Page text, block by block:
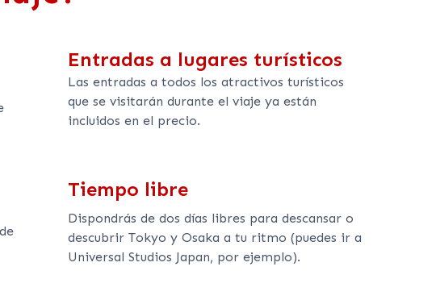
Entradas a lugares turísticos
Las entradas a todos los atractivos turísticos
que se visitarán durante el viaje ya están
incluidos en el precio.
Tiempo libre
Dispondrás de dos días libres para descansar o
descubrir Tokyo y Osaka a tu ritmo (puedes ir a
Universal Studios Japan, por ejemplo).